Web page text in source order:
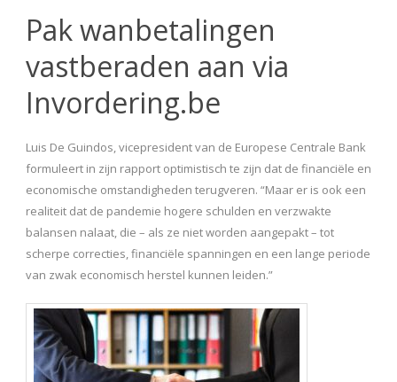
Pak wanbetalingen
vastberaden aan via
Invordering.be
Luis De Guindos, vicepresident van de Europese Centrale Bank
formuleert in zijn rapport optimistisch te zijn dat de financiële en
economische omstandigheden terugveren. “Maar er is ook een
realiteit dat de pandemie hogere schulden en verzwakte
balansen nalaat, die – als ze niet worden aangepakt – tot
scherpe correcties, financiële spanningen en een lange periode
van zwak economisch herstel kunnen leiden.”